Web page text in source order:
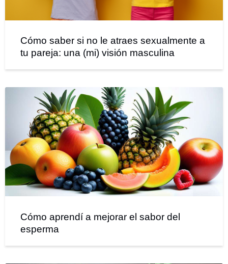
Cómo saber si no le atraes sexualmente a
tu pareja: una (mi) visión masculina
Cómo aprendí a mejorar el sabor del
esperma